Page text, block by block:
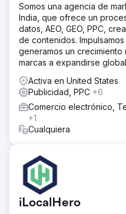
los clientes potenciales en
o venta con una tasa del
actualmente es del 1093
del canal de venta
en lugar de las
Ir a la
Somos una agencia de
India, que ofrece un
datos, AEO, GEO, PPC,
de contenidos.
generamos un crecimiento
marcas a expandirse
Activa en United States
Publicidad, PPC +6
Comercio electrónico,
+1
Cualquiera
iLocalHero